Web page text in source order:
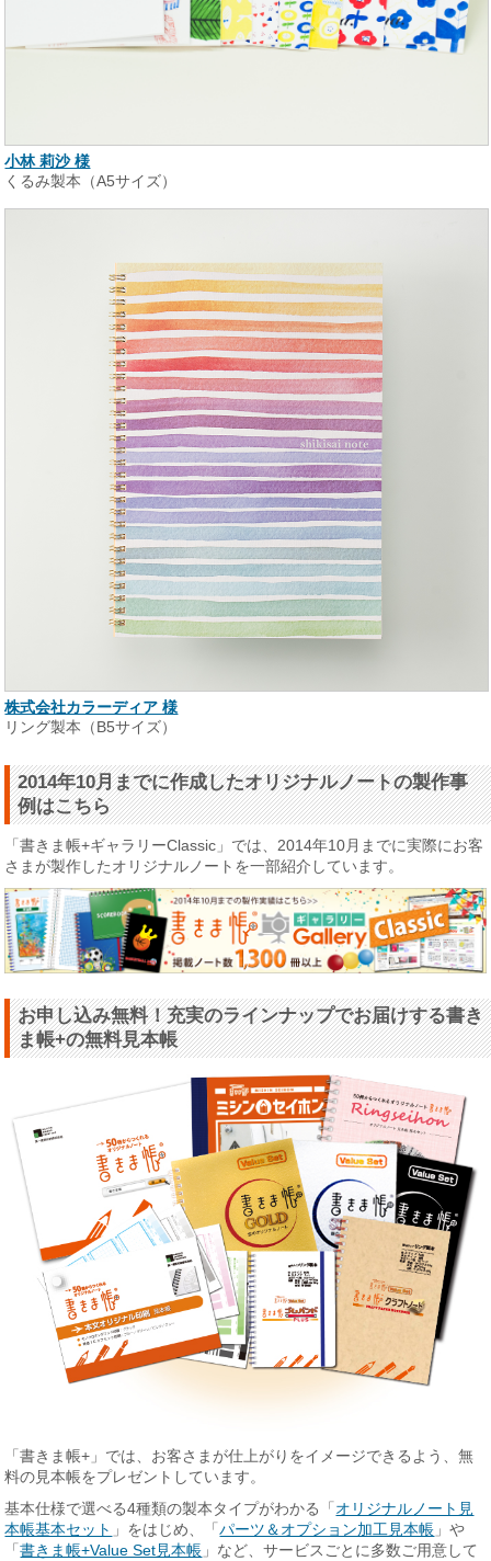
小林 莉沙 様
くるみ製本（A5サイズ）
株式会社カラーディア 様
リング製本（B5サイズ）
2014年10月までに作成したオリジナルノートの製作事
例はこちら
「書きま帳+ギャラリーClassic」では、2014年10月までに実際にお客
さまが製作したオリジナルノートを一部紹介しています。
お申し込み無料！充実のラインナップでお届けする書き
ま帳+の無料見本帳
「書きま帳+」では、お客さまが仕上がりをイメージできるよう、無
料の見本帳をプレゼントしています。
基本仕様で選べる4種類の製本タイプがわかる「 オリジナルノート見
本帳基本セット 」をはじめ、「パーツ＆オプション加工見本帳 」や
「書きま帳+Value Set見本帳 」など、サービスごとに多数ご用意して